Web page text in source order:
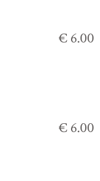
€ 6.00
€ 6.00